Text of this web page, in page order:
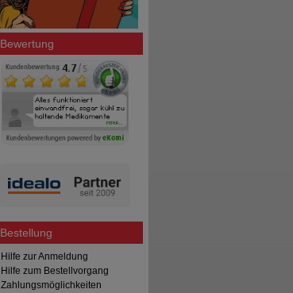
Bewertung
Bestellung
Hilfe zur Anmeldung
Hilfe zum Bestellvorgang
Zahlungsmöglichkeiten